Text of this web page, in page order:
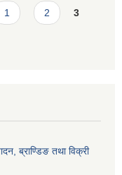
1 2 3
ब्राण्डिङ तथा विक्री